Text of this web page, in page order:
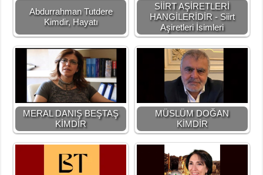
Abdurrahman Tutdere
Kimdir, Hayatı
SİİRT AŞİRETLERİ
HANGİLERİDİR - Siirt
Aşiretleri İsimleri
MERAL DANIŞ BEŞTAŞ
KİMDİR
MÜSLÜM DOĞAN
KİMDİR